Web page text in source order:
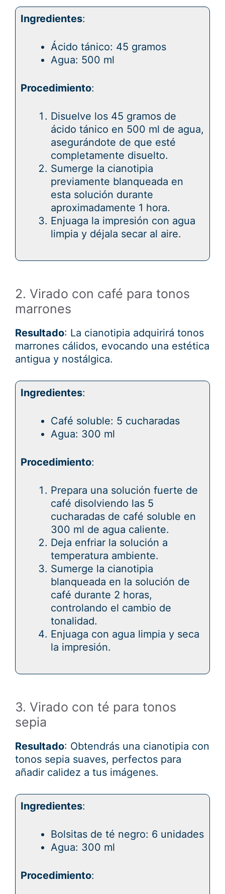
Ingredientes:
Ácido tánico: 45 gramos
Agua: 500 ml
Procedimiento:
Disuelve los 45 gramos de
ácido tánico en 500 ml de agua,
asegurándote de que esté
completamente disuelto.
Sumerge la cianotipia
previamente blanqueada en
esta solución durante
aproximadamente 1 hora.
Enjuaga la impresión con agua
limpia y déjala secar al aire.
2. Virado con café para tonos
marrones
Resultado: La cianotipia adquirirá tonos
marrones cálidos, evocando una estética
antigua y nostálgica.
Ingredientes:
Café soluble: 5 cucharadas
Agua: 300 ml
Procedimiento:
Prepara una solución fuerte de
café disolviendo las 5
cucharadas de café soluble en
300 ml de agua caliente.
Deja enfriar la solución a
temperatura ambiente.
Sumerge la cianotipia
blanqueada en la solución de
café durante 2 horas,
controlando el cambio de
tonalidad.
Enjuaga con agua limpia y seca
la impresión.
3. Virado con té para tonos
sepia
Resultado: Obtendrás una cianotipia con
tonos sepia suaves, perfectos para
añadir calidez a tus imágenes.
Ingredientes:
Bolsitas de té negro: 6 unidades
Agua: 300 ml
Procedimiento: